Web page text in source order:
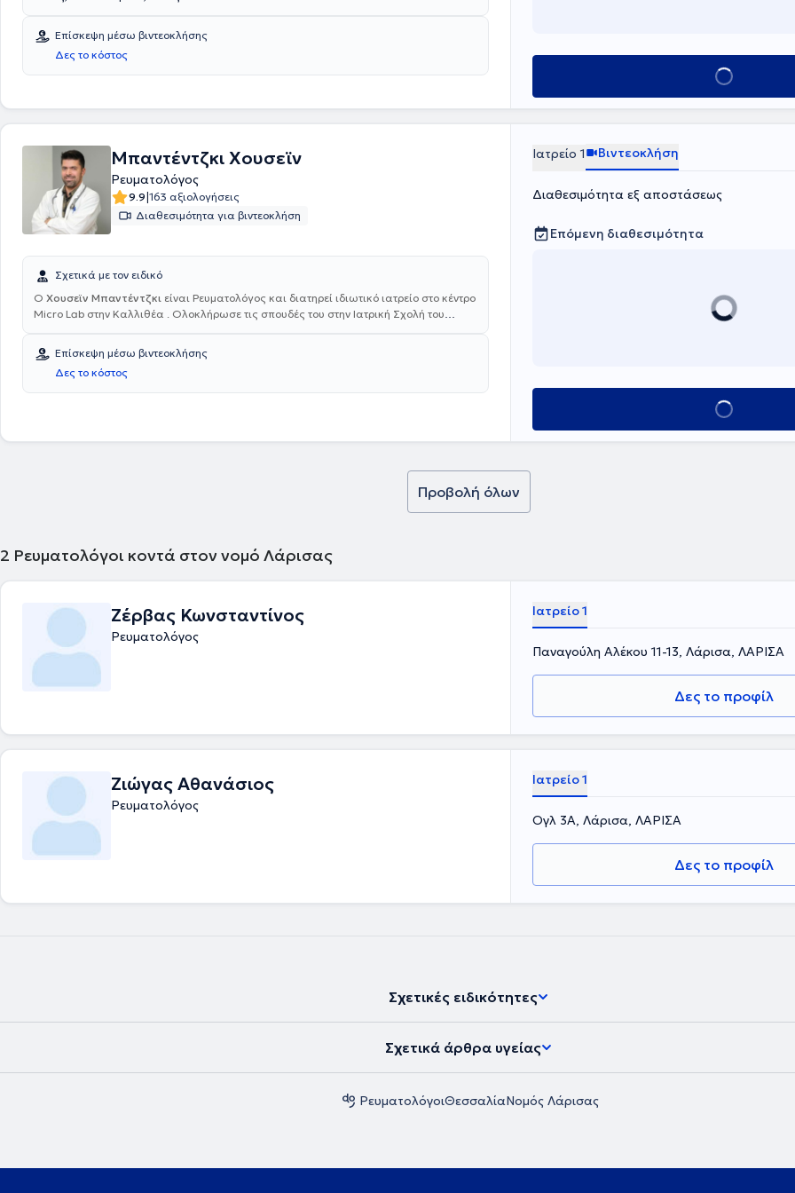
Επίσκεψη μέσω βιντεοκλήσης
Δες το κόστος
Κλείσε ραντεβού
Μπαντέντζκι Χουσεϊν
Ρευματολόγος
9.9|163 αξιολογήσεις
Διαθεσιμότητα για βιντεοκλήση
Σχετικά με τον ειδικό
Ο Χουσεϊν Μπαντέντζκι είναι Ρευματολόγος και διατηρεί ιδιωτικό ιατρείο στο κέντρο
Micro Lab στην Καλλιθέα . Ολοκλήρωσε τις σπουδές του στην Ιατρική Σχολή του
Ρευματολογίας από το University of Bochum στη Γερμανία και ειδικεύτηκε στη
Ρευματολογία στο Ρευματολογικό Νοσοκομείο Χέρνε της Γερμανίας. Τέλος, έχει
τελέσει Επικουρικός Επιμελητής Β, στο Γενικό Νοσοκομείο Αθηνών "Ευαγγελισμός",
αντιμετωπίζοντας πληθώρα περιστατικών και αποκτώντας εμπειρία στο αντικείμενό
Επίσκεψη μέσω βιντεοκλήσης
Δες το κόστος
Ιατρείο 1 Βιντεοκλήση
Διαθεσιμότητα εξ αποστάσεως
Επόμενη διαθεσιμότητα
Κλείσε ραντεβού
Προβολή όλων
2 Ρευματολόγοι κοντά στον νομό Λάρισας
Ζέρβας Κωνσταντίνος
Ρευματολόγος
Ιατρείο 1
Παναγούλη Αλέκου 11-13, Λάρισα, ΛΑΡΙΣΑ
Δες το προφίλ
Ζιώγας Αθανάσιος
Ρευματολόγος
Ιατρείο 1
Ογλ 3Α, Λάρισα, ΛΑΡΙΣΑ
Δες το προφίλ
Σχετικές ειδικότητες
Σχετικά άρθρα υγείας
ΡευματολόγοιΘεσσαλίαΝομός Λάρισας